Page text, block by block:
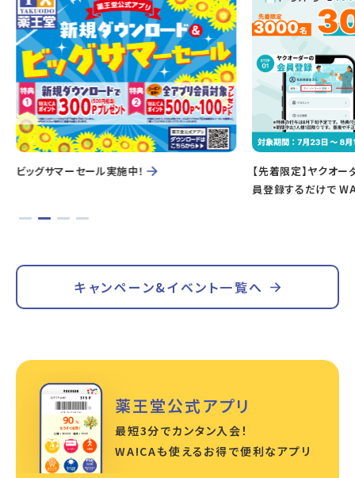
ビッグサマーセール実施中！
【先着限定】ヤクオ
員登録するだけで
キャンペーン&イベント一覧へ
薬王堂公式アプリ
最短3分でカンタン入会！
WA!CAも使えるお得で便利なアプリ